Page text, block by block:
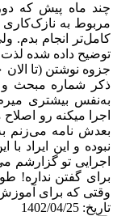
چند ماه پیش که
مربوط به
کامل‌تر انجام بدم.
توضیح داده شده لذت
ذکر شماره مبحث و
به‌نفس بیشتری
اجرا میکنه رو
بعدش نامه می‌زنم
نبوده و این ایراد
اجرایی تو گزارشم
برای گفتن نداره!
وقتی که برای
تاریخ: 1402/04/25